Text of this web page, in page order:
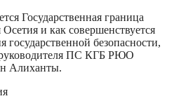
Государственная граница
и как совершенствуется
государственной безопасности,
ПС КГБ РЮО
Алиханты.